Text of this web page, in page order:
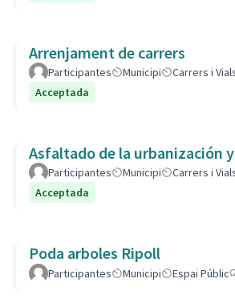
Arrenjament de carrers
Participantes Municipi Carrers i
Acceptada
Asfaltado de la urbanización
Participantes Municipi Carrers i
Acceptada
Poda arboles Ripoll
Participantes Municipi Espai Públic